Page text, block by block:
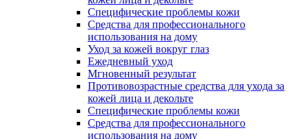
Специфические проблемы кожи
Средства для профессионального
использования на дому
Уход за кожей вокруг глаз
Ежедневный уход
Мгновенный результат
Противовозрастные средства для ухода за
кожей лица и декольте
Специфические проблемы кожи
Средства для профессионального
использования на дому